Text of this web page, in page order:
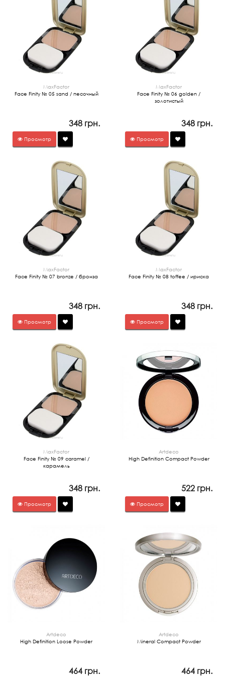
MaxFactor
Face Finity № 05 sand / песочный
348 грн.
Просмотр
MaxFactor
Face Finity № 06 golden /
золотистый
348 грн.
Просмотр
MaxFactor
Face Finity № 07 bronze / бронза
348 грн.
Просмотр
MaxFactor
Face Finity № 08 toffee / ириска
348 грн.
Просмотр
MaxFactor
Face Finity № 09 caramel /
карамель
348 грн.
Просмотр
Artdeco
High Definition Compact Powder
522 грн.
Просмотр
Artdeco
High Definition Loose Powder
464 грн.
Artdeco
Mineral Compact Powder
464 грн.